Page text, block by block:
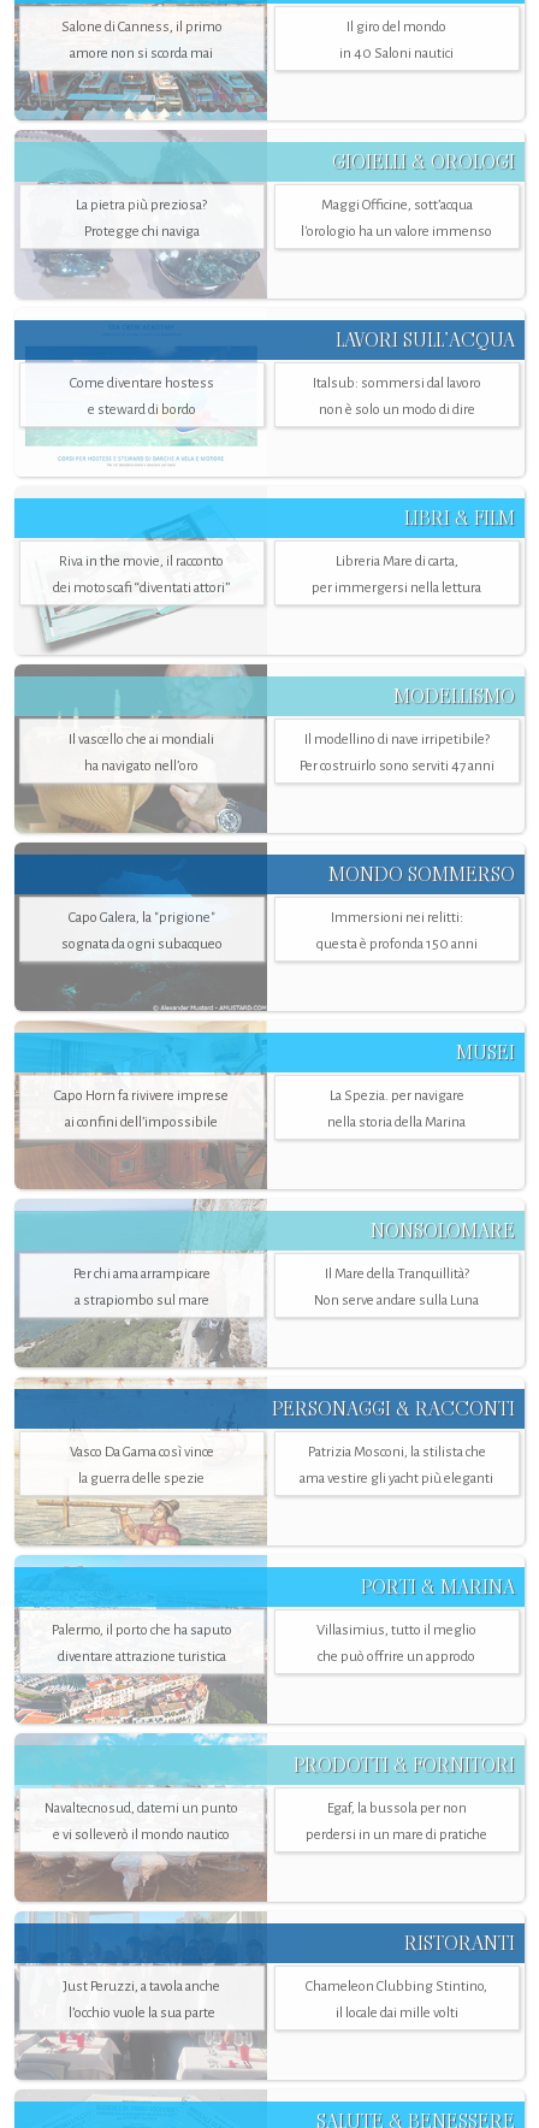
Salone di Canness, il primo
amore non si scorda mai
Il giro del mondo
in 40 Saloni nautici
GIOIELLI & OROLOGI
La pietra più preziosa?
Protegge chi naviga
Maggi Officine, sott’acqua
l'orologio ha un valore immenso
LAVORI SULL’ACQUA
Come diventare hostess
e steward di bordo
Italsub: sommersi dal lavoro
non è solo un modo di dire
LIBRI & FILM
Riva in the movie, il racconto
dei motoscafi “diventati attori”
Libreria Mare di carta,
per immergersi nella lettura
MODELLISMO
Il vascello che ai mondiali
ha navigato nell’oro
Il modellino di nave irripetibile?
Per costruirlo sono serviti 47 anni
MONDO SOMMERSO
Capo Galera, la "prigione"
sognata da ogni subacqueo
Immersioni nei relitti:
questa è profonda 150 anni
MUSEI
Capo Horn fa rivivere imprese
ai confini dell’impossibile
La Spezia. per navigare
nella storia della Marina
NONSOLOMARE
Per chi ama arrampicare
a strapiombo sul mare
Il Mare della Tranquillità?
Non serve andare sulla Luna
PERSONAGGI & RACCONTI
Vasco Da Gama così vince
la guerra delle spezie
Patrizia Mosconi, la stilista che
ama vestire gli yacht più eleganti
PORTI & MARINA
Palermo, il porto che ha saputo
diventare attrazione turistica
Villasimius, tutto il meglio
che può offrire un approdo
PRODOTTI & FORNITORI
Navaltecnosud, datemi un punto
e vi solleverò il mondo nautico
Egaf, la bussola per non
perdersi in un mare di pratiche
RISTORANTI
Just Peruzzi, a tavola anche
l’occhio vuole la sua parte
Chameleon Clubbing Stintino,
il locale dai mille volti
SALUTE & BENESSERE